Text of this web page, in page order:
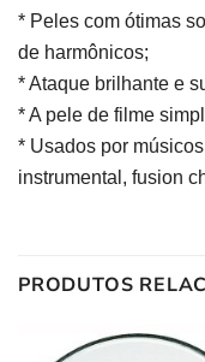
* Peles com ótimas
de harmônicos;
* Ataque brilhante e
* A pele de filme
* Usados por
instrumental, fusion
PRODUTOS